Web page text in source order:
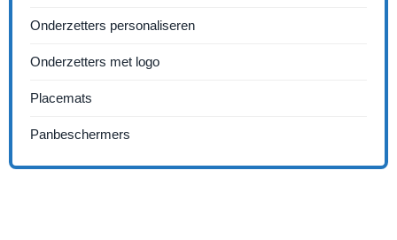
Onderzetters personaliseren
Onderzetters met logo
Placemats
Panbeschermers